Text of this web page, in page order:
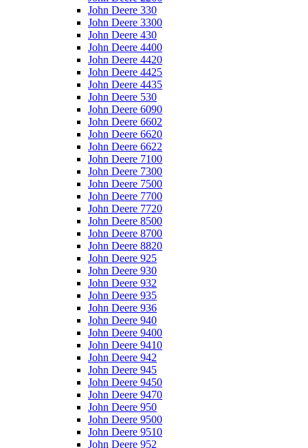
John Deere 330
John Deere 3300
John Deere 430
John Deere 4400
John Deere 4420
John Deere 4425
John Deere 4435
John Deere 530
John Deere 6090
John Deere 6602
John Deere 6620
John Deere 6622
John Deere 7100
John Deere 7300
John Deere 7500
John Deere 7700
John Deere 7720
John Deere 8500
John Deere 8700
John Deere 8820
John Deere 925
John Deere 930
John Deere 932
John Deere 935
John Deere 936
John Deere 940
John Deere 9400
John Deere 9410
John Deere 942
John Deere 945
John Deere 9450
John Deere 9470
John Deere 950
John Deere 9500
John Deere 9510
John Deere 952